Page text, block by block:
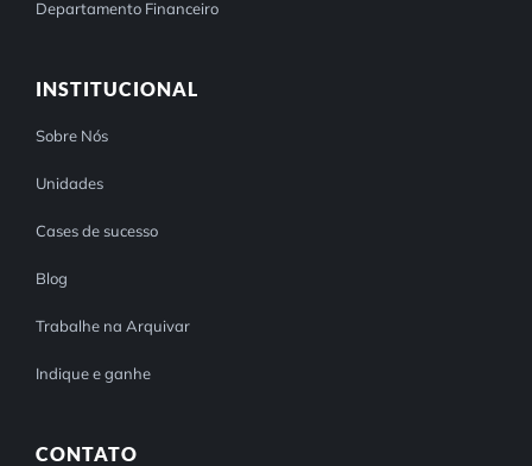
Departamento Financeiro
INSTITUCIONAL
Sobre Nós
Unidades
Cases de sucesso
Blog
Trabalhe na Arquivar
Indique e ganhe
CONTATO